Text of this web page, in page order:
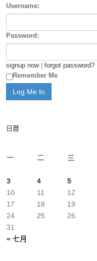
Username:
Password:
signup now| forgot password?
Remember Me
日曆
一
二 三
« 七月
3
4 5
10
11 12
17
18 19
24
25 26
31